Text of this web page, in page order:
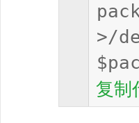
>/
复制